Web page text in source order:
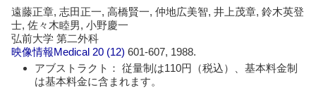
遠藤正章, 志田正一, 高橋賢一, 仲地広美智, 井上茂章, 鈴木英登
士, 佐々木睦男, 小野慶一
弘前大学 第二外科
映像情報Medical 20 (12)601-607, 1988.
アブストラクト： 従量制は110円（税込）、基本料金制
は基本料金に含まれます。